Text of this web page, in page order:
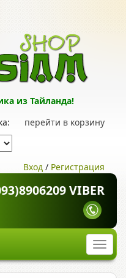
из Тайланда!
перейти в корзину
Вход / Регистрация
VIBER